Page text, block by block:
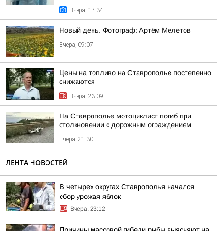
Вчера, 17:34
Новый день. Фотограф: Артём Мелетов
Вчера, 09:07
Цены на топливо на Ставрополье постепенно
снижаются
Вчера, 23:09
На Ставрополье мотоциклист погиб при
столкновении с дорожным ограждением
Вчера, 21:30
ЛЕНТА НОВОСТЕЙ
В четырех округах Ставрополья начался
сбор урожая яблок
Вчера, 23:12